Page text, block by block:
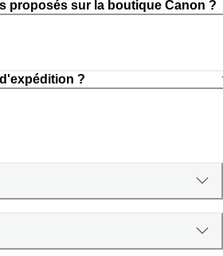
proposés sur la boutique Canon ?
?